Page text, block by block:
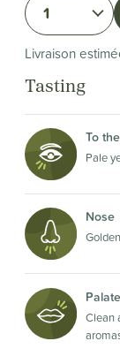
1
Livraison
Tasting
To
Pale
Nose
Palate
Clean